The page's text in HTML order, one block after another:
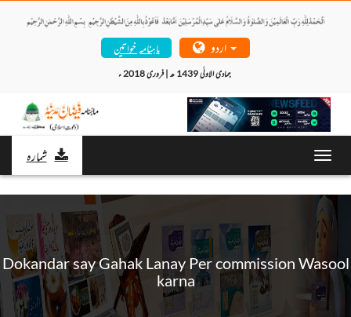
ماہنامہ خواتین
شمارہ
Dokandar say Gahak Lanay Per commission Wasool
karna